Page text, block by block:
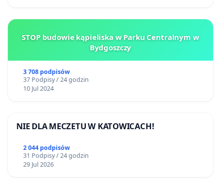
STOP budowie kąpieliska w Parku Centralnym w
Bydgoszczy
3 708 podpisów
37 Podpisy / 24 godzin
10 Jul 2024
NIE DLA MECZETU W KATOWICACH!
2 044 podpisów
31 Podpisy / 24 godzin
29 Jul 2026